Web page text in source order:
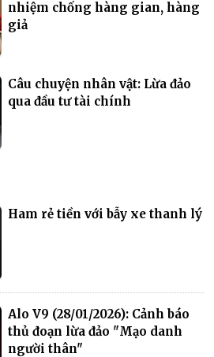
nhiệm chống hàng gian, hàng
giả
Câu chuyện nhân vật: Lừa đảo
qua đầu tư tài chính
Ham rẻ tiền với bẫy xe thanh lý
Alo V9 (28/01/2026): Cảnh báo
thủ đoạn lừa đảo "Mạo danh
người thân"